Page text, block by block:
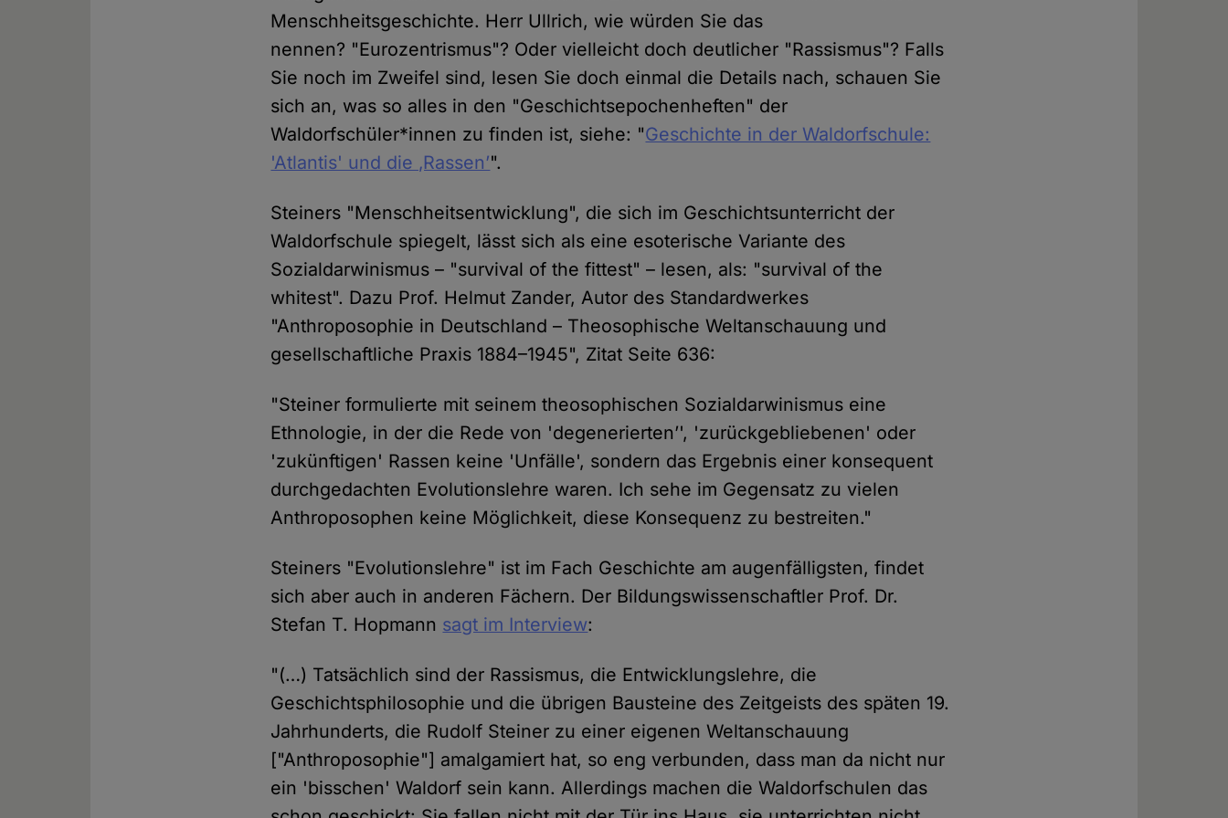
Menschheitsgeschichte. Herr Ullrich, wie würden Sie das
nennen? "Eurozentrismus"? Oder vielleicht doch deutlicher "Rassismus"? Falls
Sie noch im Zweifel sind, lesen Sie doch einmal die Details nach, schauen Sie
sich an, was so alles in den "Geschichtsepochenheften" der
Waldorfschüler*innen zu finden ist, siehe: "Geschichte in der Waldorfschule:
'Atlantis' und die ‚Rassen’".
Steiners "Menschheitsentwicklung", die sich im Geschichtsunterricht der
Waldorfschule spiegelt, lässt sich als eine esoterische Variante des
Sozialdarwinismus – "survival of the fittest" – lesen, als: "survival of the
whitest". Dazu Prof. Helmut Zander, Autor des Standardwerkes
"Anthroposophie in Deutschland – Theosophische Weltanschauung und
gesellschaftliche Praxis 1884–1945", Zitat Seite 636:
"Steiner formulierte mit seinem theosophischen Sozialdarwinismus eine
Ethnologie, in der die Rede von 'degenerierten’', 'zurückgebliebenen' oder
'zukünftigen' Rassen keine 'Unfälle', sondern das Ergebnis einer konsequent
durchgedachten Evolutionslehre waren. Ich sehe im Gegensatz zu vielen
Anthroposophen keine Möglichkeit, diese Konsequenz zu bestreiten."
Steiners "Evolutionslehre" ist im Fach Geschichte am augenfälligsten, findet
sich aber auch in anderen Fächern. Der Bildungswissenschaftler Prof. Dr.
Stefan T. Hopmann sagt im Interview:
"(…) Tatsächlich sind der Rassismus, die Entwicklungslehre, die
Geschichtsphilosophie und die übrigen Bausteine des Zeitgeists des späten 19.
Jahrhunderts, die Rudolf Steiner zu einer eigenen Weltanschauung
["Anthroposophie"] amalgamiert hat, so eng verbunden, dass man da nicht nur
ein 'bisschen' Waldorf sein kann. Allerdings machen die Waldorfschulen das